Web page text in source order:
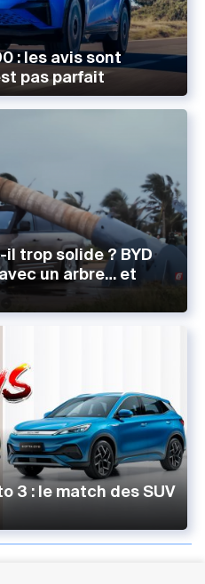
: les avis sont
pas parfait
il trop solide ? BYD
un arbre… et
3 : le match des SUV